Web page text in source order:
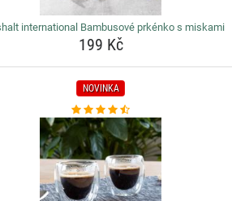
international Bambusové prkénko s miskami
199 Kč
NOVINKA